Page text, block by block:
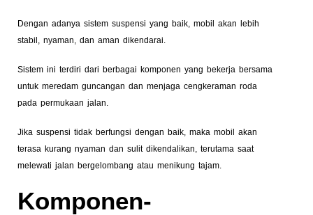
Dengan adanya sistem suspensi yang baik, mobil akan lebih
stabil, nyaman, dan aman dikendarai.
Sistem ini terdiri dari berbagai komponen yang bekerja bersama
untuk meredam guncangan dan menjaga cengkeraman roda
pada permukaan jalan.
Jika suspensi tidak berfungsi dengan baik, maka mobil akan
terasa kurang nyaman dan sulit dikendalikan, terutama saat
melewati jalan bergelombang atau menikung tajam.
Komponen-